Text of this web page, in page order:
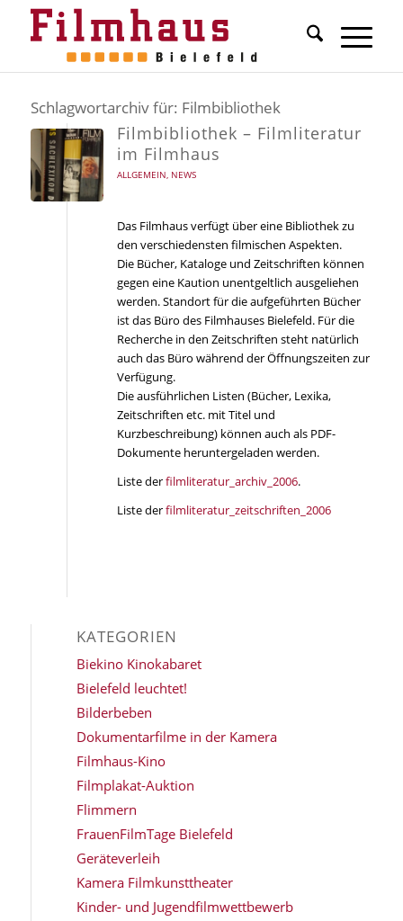
Schlagwortarchiv für: Filmbibliothek
Filmbibliothek – Filmliteratur
im Filmhaus
ALLGEMEIN, NEWS
Das Filmhaus verfügt über eine Bibliothek zu
den verschiedensten filmischen Aspekten.
Die Bücher, Kataloge und Zeitschriften können
gegen eine Kaution unentgeltlich ausgeliehen
werden. Standort für die aufgeführten Bücher
ist das Büro des Filmhauses Bielefeld. Für die
Recherche in den Zeitschriften steht natürlich
auch das Büro während der Öffnungszeiten zur
Verfügung.
Die ausführlichen Listen (Bücher, Lexika,
Zeitschriften etc. mit Titel und
Kurzbeschreibung) können auch als PDF-
Dokumente heruntergeladen werden.
Liste derfilmliteratur_archiv_2006.
Liste derfilmliteratur_zeitschriften_2006
KATEGORIEN
Biekino Kinokabaret
Bielefeld leuchtet!
Bilderbeben
Dokumentarfilme in der Kamera
Filmhaus-Kino
Filmplakat-Auktion
Flimmern
FrauenFilmTage Bielefeld
Geräteverleih
Kamera Filmkunsttheater
Kinder- und Jugendfilmwettbewerb